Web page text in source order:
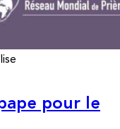
pour le